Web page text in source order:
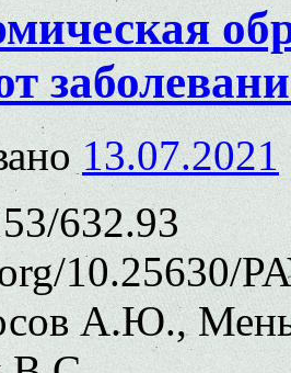
13.07.2021
632.93
10.25630/
А.Ю.,